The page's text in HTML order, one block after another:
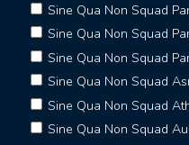
Sine Qua Non Squad
Sine Qua Non Squad
Sine Qua Non Squad
Sine Qua Non Squad
Sine Qua Non Squad
Sine Qua Non Squad